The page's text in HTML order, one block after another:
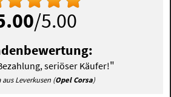
/5.00
seriöser Käufer!"
aus Leverkusen (Opel Corsa)